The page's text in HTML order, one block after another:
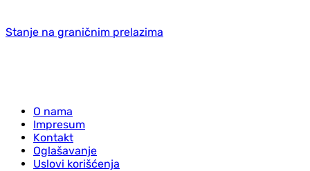
Stanje na graničnim prelazima
O nama
Impresum
Kontakt
Oglašavanje
Uslovi korišćenja